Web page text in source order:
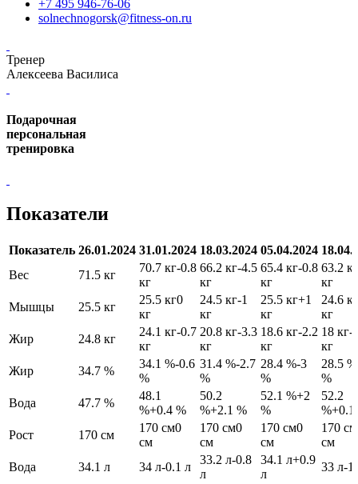
+7 495 946-76-06
solnechnogorsk@fitness-on.ru
Тренер
Алексеева Василиса
Подарочная
персональная
тренировка
Показатели
Показатель 26.01.2024 31.01.2024 18.03.2024 05.04.2024
Вес
71.5 кг
70.7 кг-0.8
кг
66.2 кг-4.5
кг
65.4 кг-0.8
кг
63.2 кг
кг
Мышцы
25.5 кг
25.5 кг0
кг
24.5 кг-1
кг
25.5 кг+1
кг
24.6 кг
кг
Жир
24.8 кг
24.1 кг-0.7
кг
20.8 кг-3.3
кг
18.6 кг-2.2
кг
18 кг-
кг
Жир
34.7 %
34.1 %-0.6
%
31.4 %-2.7
%
28.4 %-3
%
28.5 %
%
Вода
47.7 %
48.1
%+0.4 %
50.2
%+2.1 %
52.1 %+2
%
52.2
%+0.1
Рост
170 см
170 см0
см
170 см0
см
170 см0
см
170 см
см
Вода
34.1 л 34 л-0.1 л
33.2 л-0.8
л
34.1 л+0.9
л
33 л-